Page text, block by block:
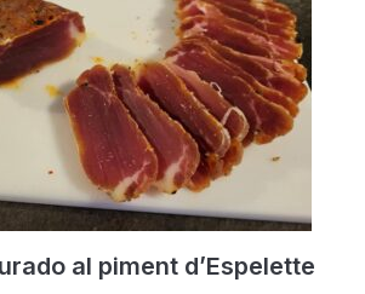
al piment d’Espelette